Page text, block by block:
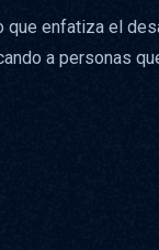
que enfatiza el
a personas